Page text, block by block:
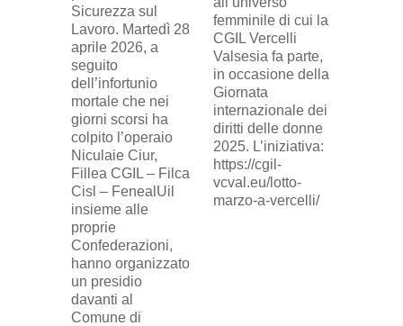
Sicurezza sul
Lavoro. Martedì 28
aprile 2026, a
seguito
dell’infortunio
mortale che nei
giorni scorsi ha
colpito l’operaio
Niculaie Ciur,
Fillea CGIL – Filca
Cisl – FenealUil
insieme alle
proprie
Confederazioni,
hanno organizzato
un presidio
davanti al
Comune di
femminile di cui la
CGIL Vercelli
Valsesia fa parte,
in occasione della
Giornata
internazionale dei
diritti delle donne
2025. L’iniziativa:
https://cgil-
vcval.eu/lotto-
marzo-a-vercelli/